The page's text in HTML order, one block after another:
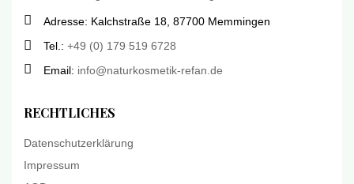
Adresse: Kalchstraße 18, 87700 Memmingen
Tel.: +49 (0) 179 519 6728
Email: info@naturkosmetik-refan.de
RECHTLICHES
Datenschutzerklärung
Impressum